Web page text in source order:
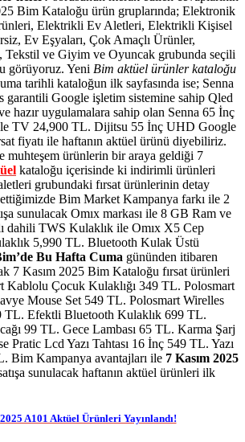
Bim Kataloğu ürün gruplarında; Elektronik
Elektrikli Ev Aletleri, Elektrikli Kişisel
Ev Eşyaları, Çok Amaçlı Ürünler,
Tekstil ve Giyim ve Oyuncak grubunda seçili
görüyoruz. Yeni Bim aktüel ürünler kataloğu
tarihli kataloğun ilk sayfasında ise; Senna
garantili Google işletim sistemine sahip Qled
hazır uygulamalara sahip olan Senna 65 İnç
TV 24,900 TL. Dijitsu 55 İnç UHD Google
fiyatı ile haftanın aktüel ürünü diyebiliriz.
muhteşem ürünlerin bir araya geldiği 7
kataloğu içerisinde ki indirimli ürünleri
grubundaki fırsat ürünlerinin detay
Bim Market Kampanya farkı ile 2
sunulacak Omıx markası ile 8 GB Ram ve
dahili TWS Kulaklık ile Omıx X5 Cep
5,990 TL. Bluetooth Kulak Üstü
Bu Hafta Cuma gününden itibaren
7 Kasım 2025 Bim Kataloğu fırsat ürünleri
Kablolu Çocuk Kulaklığı 349 TL. Polosmart
Mouse Set 549 TL. Polosmart Wirelles
TL. Efektli Bluetooth Kulaklık 699 TL.
99 TL. Gece Lambası 65 TL. Karma Şarj
Pratic Lcd Yazı Tahtası 16 İnç 549 TL. Yazı
Bim Kampanya avantajları ile 7 Kasım 2025
sunulacak haftanın aktüel ürünleri ilk
A101 Aktüel Ürünleri Yayınlandı!